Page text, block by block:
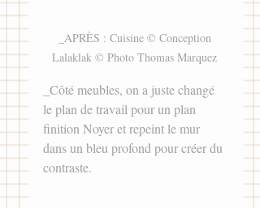
_APRÈS : Cuisine © Conception
Lalaklak © Photo Thomas Marquez
_Côté meubles, on a juste changé
le plan de travail pour un plan
finition Noyer et repeint le mur
dans un bleu profond pour créer du
contraste.